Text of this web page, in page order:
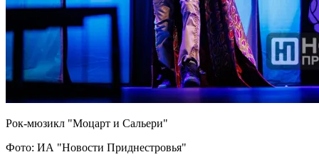
Рок-мюзикл "Моцарт и Сальери"
Фото: ИА "Новости Приднестровья"